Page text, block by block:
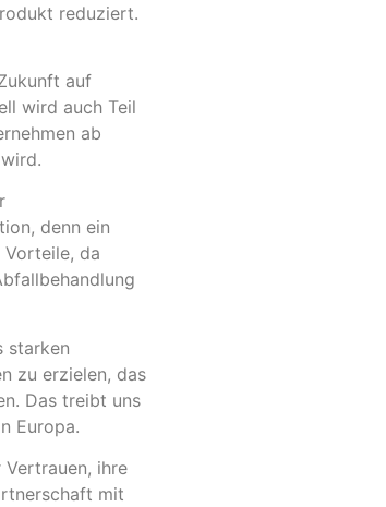
reduziert.
auf
wird auch Teil
ab
denn ein
da
starken
zu erzielen, das
Das treibt uns
Europa.
Vertrauen, ihre
mit